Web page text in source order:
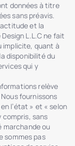
données à titre
sans préavis.
et la
L.L.C ne fait
implicite, quant à
disponibilité du
qui y
relève
fournissons
l’état » et « selon
sans
marchande ou
sommes pas